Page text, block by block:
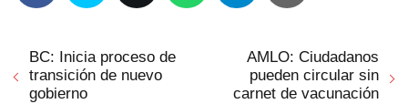
BC: Inicia proceso de
transición de nuevo
gobierno
AMLO: Ciudadanos
pueden circular sin
carnet de vacunación